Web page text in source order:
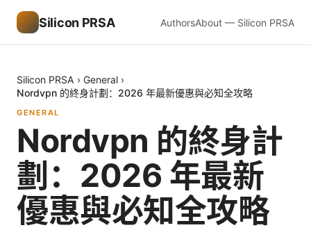
Silicon PRSA AuthorsAbout — Silicon PRSA
Silicon PRSA › General ›
Nordvpn 的終身計劃：2026 年最新優惠與必知全攻略
GENERAL
Nordvpn 的終身計
劃：2026 年最新
優惠與必知全攻略